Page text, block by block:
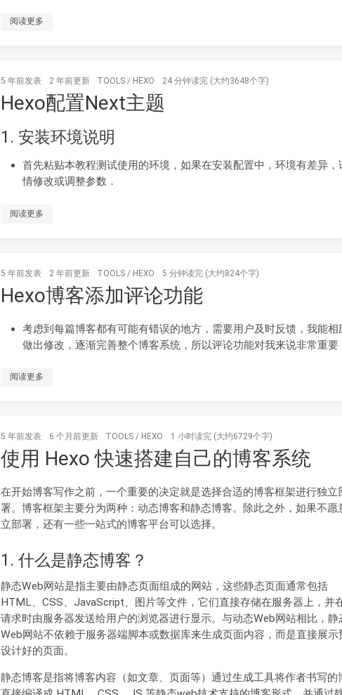
阅读更多
5 年前发表 2 年前更新 TOOLS / HEXO 24 分钟读完 (大约3648个字)
Hexo配置Next主题
1. 安装环境说明
首先粘贴本教程测试使用的环境，如果在安装配置中，环境有差异，
情修改或调整参数．
阅读更多
5 年前发表 2 年前更新 TOOLS / HEXO 5 分钟读完 (大约824个字)
Hexo博客添加评论功能
考虑到每篇博客都有可能有错误的地方，需要用户及时反馈，我能相
做出修改，逐渐完善整个博客系统，所以评论功能对我来说非常重要
阅读更多
5 年前发表 6 个月前更新 TOOLS / HEXO 1 小时读完 (大约6729个字)
使用 Hexo 快速搭建自己的博客系统
在开始博客写作之前，一个重要的决定就是选择合适的博客框架进行独立
署。博客框架主要分为两种：动态博客和静态博客。除此之外，如果不愿
立部署，还有一些一站式的博客平台可以选择。
1. 什么是静态博客？
静态Web网站是指主要由静态页面组成的网站，这些静态页面通常包括
HTML、CSS、JavaScript、图片等文件，它们直接存储在服务器上，并
请求时由服务器发送给用户的浏览器进行显示。与动态Web网站相比，静
Web网站不依赖于服务器端脚本或数据库来生成页面内容，而是直接展示
设计好的页面。
静态博客是指将博客内容（如文章、页面等）通过生成工具将作者书写的